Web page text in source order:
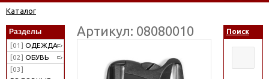
Каталог
Разделы
[01] ОДЕЖДА
[02] ОБУВЬ
[03]
Артикул: 08080010 Поиск